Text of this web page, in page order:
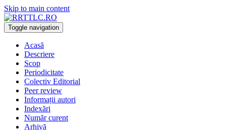
Skip to main content
Toggle navigation
Acasă
Descriere
Scop
Periodicitate
Colectiv Editorial
Peer review
Informații autori
Indexări
Număr curent
Arhivă